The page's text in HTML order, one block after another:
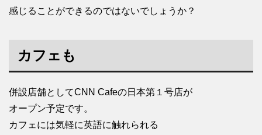
感じることができるのではないでしょうか？
カフェも
併設店舗としてCNN Cafeの日本第１号店が
オープン予定です。
カフェには気軽に英語に触れられる